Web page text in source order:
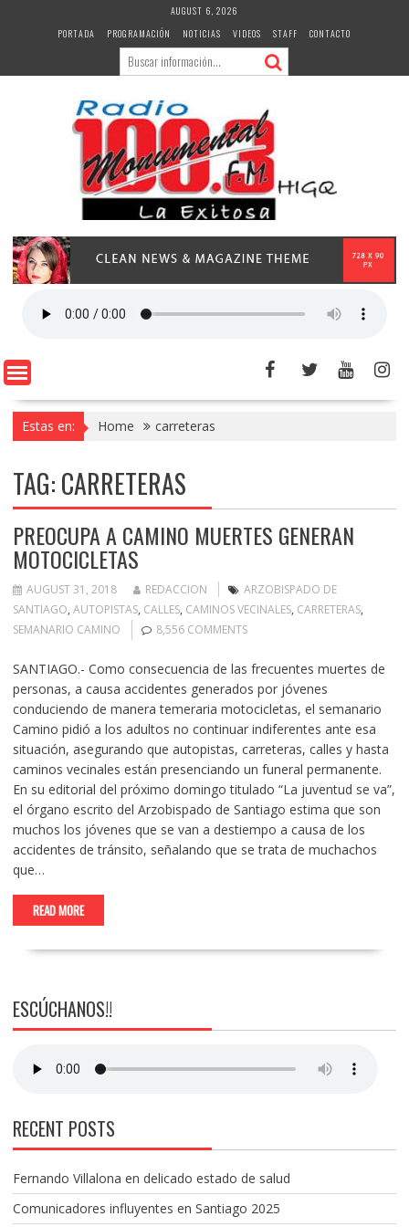
AUGUST 6, 2026
PORTADA
PROGRAMACIÓN NOTICIAS VIDEOS STAFF CONTACTO
Estas en: Home carreteras
TAG:CARRETERAS
PREOCUPA A CAMINO MUERTES GENERAN
MOTOCICLETAS
AUGUST 31, 2018 REDACCION
ARZOBISPADO DE
SANTIAGO, AUTOPISTAS, CALLES, CAMINOS VECINALES, CARRETERAS,
SEMANARIO CAMINO
8,556 COMMENTS
SANTIAGO.- Como consecuencia de las frecuentes muertes de
personas, a causa accidentes generados por jóvenes
conduciendo de manera temeraria motocicletas, el semanario
Camino pidió a los adultos no continuar indiferentes ante esa
situación, asegurando que autopistas, carreteras, calles y hasta
caminos vecinales están presenciando un funeral permanente.
En su editorial del próximo domingo titulado “La juventud se va”,
el órgano escrito del Arzobispado de Santiago estima que son
muchos los jóvenes que se van a destiempo a causa de los
accidentes de tránsito, señalando que se trata de muchachos
que…
READ MORE
ESCÚCHANOS!!
RECENT POSTS
Fernando Villalona en delicado estado de salud
Comunicadores influyentes en Santiago 2025